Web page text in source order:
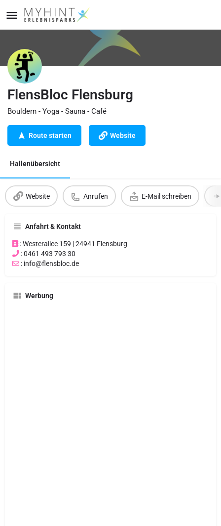
FlensBloc Flensburg
Bouldern - Yoga - Sauna - Café
Route starten Website
Hallenübersicht
Website Anrufen E-Mail schreiben
Anfahrt & Kontakt
: Westerallee 159 | 24941 Flensburg
: 0461 493 793 30
: info@flensbloc.de
Werbung